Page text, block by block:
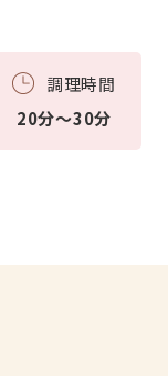
調理時間
20分～30分